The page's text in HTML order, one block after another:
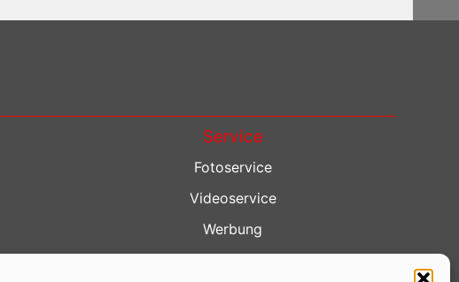
Service
Fotoservice
Videoservice
Werbung